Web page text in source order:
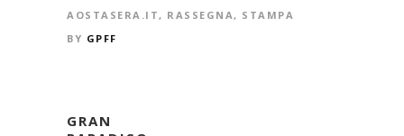
AOSTASERA.IT , RASSEGNA , STAMPA
BY GPFF
GRAN